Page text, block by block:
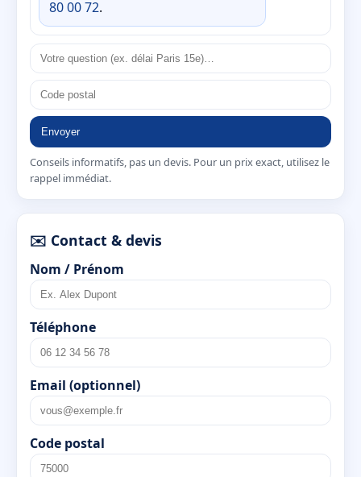
80 00 72.
Envoyer
Conseils informatifs, pas un devis. Pour un prix exact, utilisez le
rappel immédiat.
✉️ Contact & devis
Nom / Prénom
Téléphone
Email (optionnel)
Code postal